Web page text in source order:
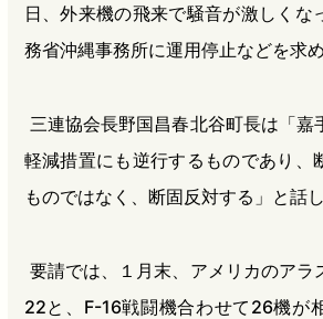
日、外来機の飛来で騒音が激しくな
務省沖縄事務所に運用停止などを求め
三連協会長野国昌春北谷町長は「嘉
軽減措置にも逆行するものであり、
ものではなく、断固反対する」と話
要請では、１月末、アメリカのアラ
22と、F-16戦闘機合わせて26機が